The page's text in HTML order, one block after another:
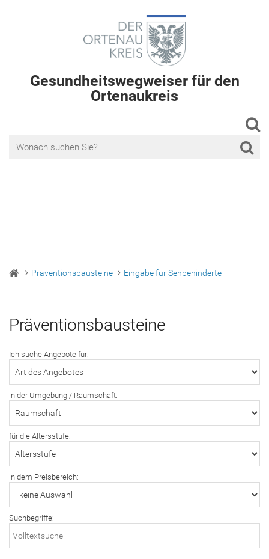
Gesundheitswegweiser für den
Ortenaukreis
Präventionsbausteine Eingabe für Sehbehinderte
Präventionsbausteine
Ich suche Angebote für:
in der Umgebung / Raumschaft:
für die Altersstufe:
in dem Preisbereich:
Suchbegriffe: